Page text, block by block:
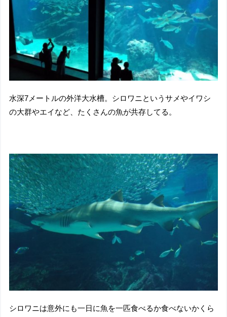
水深7メートルの外洋大水槽。シロワニというサメやイワシ
の大群やエイなど、たくさんの魚が共存してる。
シロワニは意外にも一日に魚を一匹食べるか食べないかくら